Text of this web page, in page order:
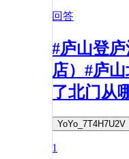
回答
#庐山登
店）#庐
了北门从
YoYo_7T4H7U2V
1